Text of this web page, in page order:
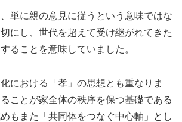
単に親の意見に従うという意味ではな
にし、世代を超えて受け継がれてきた
ることを意味していました。
における「孝」の思想とも重なりま
ことが家全体の秩序を保つ基礎である
もまた「共同体をつなぐ中心軸」とし